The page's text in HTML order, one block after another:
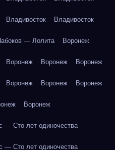
Владивосток Владивосток
— Лолита Воронеж
Воронеж Воронеж Воронеж
Воронеж Воронеж Воронеж
Воронеж
— Сто лет одиночества
— Сто лет одиночества